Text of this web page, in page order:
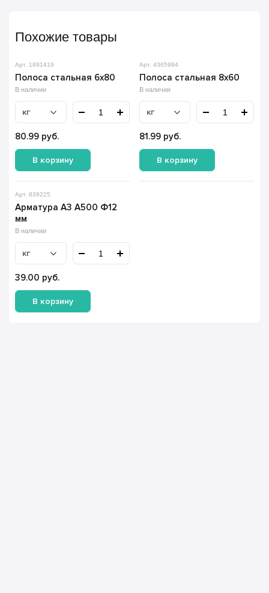
Похожие товары
Арт. 1891419
Полоса стальная 6х80
В наличии
кг
80.99 руб.
В корзину
Арт. 4365994
Полоса стальная 8х60
В наличии
кг
81.99 руб.
В корзину
Арт. 839225
Арматура А3 А500 Ф12
мм
В наличии
кг
39.00 руб.
В корзину